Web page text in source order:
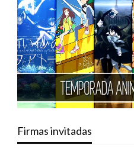
Firmas invitadas